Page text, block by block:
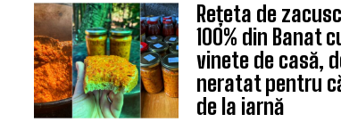
Rețeta de
100% din Banat
vinete de casă,
neratat pentru
de la iarnă